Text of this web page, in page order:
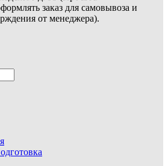
заказ для самовывоза и
от менеджера).